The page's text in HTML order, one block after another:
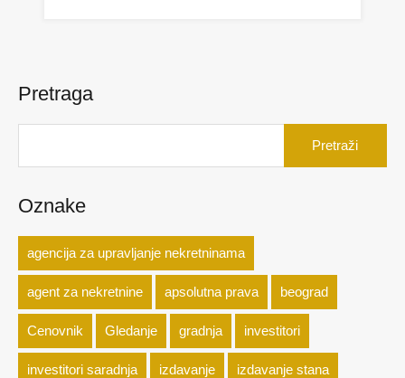
Pretraga
Oznake
agencija za upravljanje nekretninama
agent za nekretnine apsolutna prava beograd
Cenovnik Gledanje gradnja investitori
investitori saradnja izdavanje izdavanje stana